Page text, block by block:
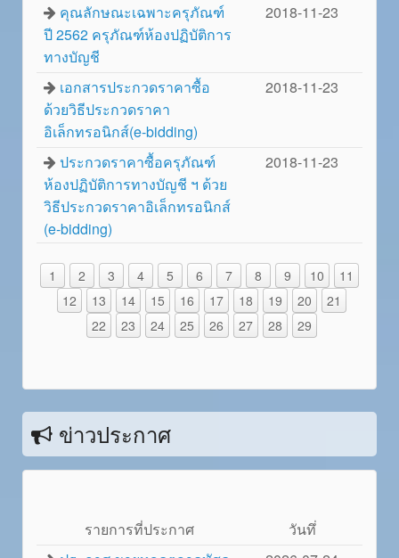
คุณลักษณะเฉพาะครุภัณฑ์
ปี 2562 ครุภัณฑ์ห้องปฏิบัติการ
ทางบัญชี
2018-11-23
เอกสารประกวดราคาซื้อ
ด้วยวิธีประกวดราคา
อิเล็กทรอนิกส์(e-bidding)
2018-11-23
ประกวดราคาซื้อครุภัณฑ์
ห้องปฏิบัติการทางบัญชี ฯ ด้วย
วิธีประกวดราคาอิเล็กทรอนิกส์
(e-bidding)
2018-11-23
1 2 3 4 5 6 7 8 9 10
11
12
13 14 15 16 17 18 19 20
21
22
23 24 25 26 27 28 29
ข่าวประกาศ
รายการที่ประกาศ
วันทึ่